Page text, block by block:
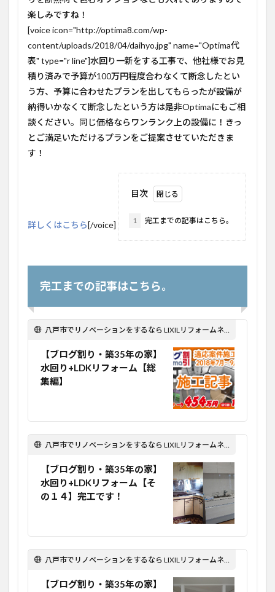
楽しみですね！
[voice icon="http://optima8.com/wp-
content/uploads/2018/04/daihyo.jpg" name="Optima代
表" type="r line"]水回り一新をする工事で、他社様でお見
積り済みで予算が100万円程度合わなくて断念したとい
う方、予算に合わせたプランを出してもらったが設備が
納得いかなくて断念したという方は是非Optimaにもご相
談ください。同じ価格ならワンランク上の設備に！きっ
とご満足いただけるプランをご提案させていただきま
す！
詳しくはこちら [/voice]
目次
1 完工までの記事はこちら。
完工までの記事はこちら。
八戸市でリノベーションをするなら LIXILリフォームネット Optima Reform！
【ブログ割り・築35年の家】
水回り+LDKリフォーム【総
集編】
八戸市でリノベーションをするなら LIXILリフォームネット Optima Reform！
【ブログ割り・築35年の家】
水回り+LDKリフォーム【そ
の１４】完工です！
八戸市でリノベーションをするなら LIXILリフォームネット Optima Reform！
【ブログ割り・築35年の家】